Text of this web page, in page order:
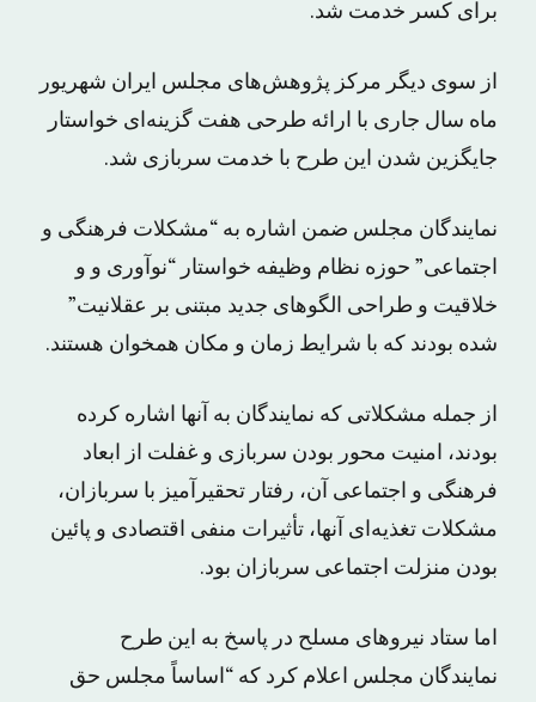
برای کسر خدمت شد.
از سوی دیگر مرکز پژوهش‌های مجلس ایران شهریور
ماه سال جاری با ارائه طرحی هفت گزینه‌ای خواستار
جایگزین شدن این طرح با خدمت سربازی شد.
نمایندگان مجلس ضمن اشاره به “مشکلات فرهنگی و
اجتماعی” حوزه نظام وظیفه خواستار “نوآوری و و
خلاقیت و طراحی الگوهای جدید مبتنی بر عقلانیت”
شده بودند که با شرایط زمان و مکان همخوان هستند.
از جمله مشکلاتی که نمایندگان به آنها اشاره کرده
بودند، امنیت محور بودن سربازی و غفلت از ابعاد
فرهنگی و اجتماعی آن، رفتار تحقیرآمیز با سربازان،
مشکلات تغذیه‌ای آنها، تأثیرات منفی اقتصادی و پائین
بودن منزلت اجتماعی سربازان بود.
اما ستاد نیروهای مسلح در پاسخ ‎به این طرح
نمایندگان مجلس اعلام کرد که “اساساً مجلس حق